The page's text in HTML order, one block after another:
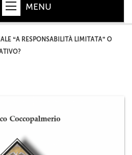
MENU
“A RESPONSABILITÀ LIMITATA” O